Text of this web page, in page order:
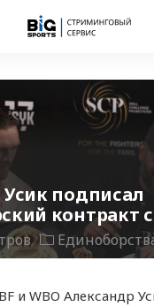
подписал
контракт
и WBO Александр